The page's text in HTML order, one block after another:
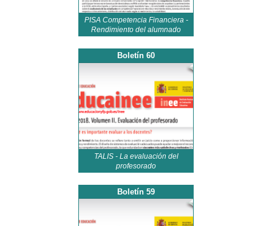
PISA Competencia Financiera -
Rendimiento del alumnado
Boletín 60
TALIS - La evaluación del
profesorado
Boletín 59